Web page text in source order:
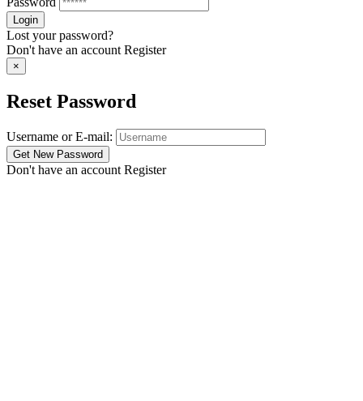
Lost your password?
Don't have an account Register
×
Reset Password
Username or E-mail:
Don't have an account Register